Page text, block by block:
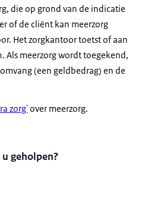
die op grond van de indicatie
of de cliënt kan meerzorg
Het zorgkantoor toetst of aan
Als meerzorg wordt toegekend,
(een geldbedrag) en de
zorg'over meerzorg.
geholpen?